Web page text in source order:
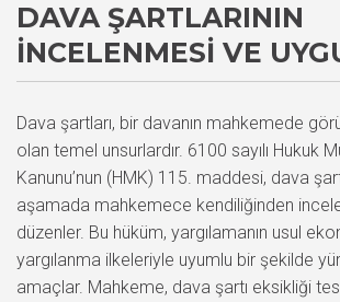
DAVA ŞARTLARININ
İNCELENMESI VE
Dava şartları, bir davanın mahkemede
olan temel unsurlardır. 6100 sayılı Hukuk
Kanunu’nun (HMK) 115. maddesi, dava
aşamada mahkemece kendiliğinden
düzenler. Bu hüküm, yargılamanın usul
yargılanma ilkeleriyle uyumlu bir şekilde
amaçlar. Mahkeme, dava şartı eksikliği